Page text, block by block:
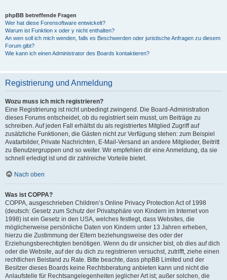
phpBB betreffende Fragen
Wer hat diese Forensoftware entwickelt?
Warum ist Funktion x oder y nicht enthalten?
An wen soll ich mich wenden, falls es Beschwerden oder juristische Anfragen zu diesem
Forum gibt?
Wie kann ich einen Administrator des Boards kontaktieren?
Registrierung und Anmeldung
Wozu muss ich mich registrieren?
Eine Registrierung ist nicht unbedingt zwingend. Die Board-Administration
dieses Forums entscheidet, ob du registriert sein musst, um Beiträge zu
schreiben. Auf jeden Fall erhältst du als registriertes Mitglied Zugriff auf
zusätzliche Funktionen, die Gästen nicht zur Verfügung stehen: zum Beispiel
Avatarbilder, Private Nachrichten, E-Mail-Versand an andere Mitglieder, Beitritt
zu Benutzergruppen und so weiter. Wir empfehlen dir eine Anmeldung, da sie
schnell erledigt ist und dir zahlreiche Vorteile bietet.
Nach oben
Was ist COPPA?
COPPA, ausgeschrieben Children’s Online Privacy Protection Act of 1998
(deutsch: Gesetz zum Schutz der Privatsphäre von Kindern im Internet von
1998) ist ein Gesetz in den USA, welches festlegt, dass Websites, die
möglicherweise persönliche Daten von Kindern unter 13 Jahren erheben,
hierzu die Zustimmung der Eltern beziehungsweise des oder der
Erziehungsberechtigten benötigen. Wenn du dir unsicher bist, ob dies auf dich
oder die Website, auf der du dich zu registrieren versuchst, zutrifft, ziehe einen
rechtlichen Beistand zu Rate. Bitte beachte, dass phpBB Limited und der
Besitzer dieses Boards keine Rechtsberatung anbieten kann und nicht die
Anlaufstelle für Rechtsangelegenheiten jeglicher Art ist; außer solchen, die